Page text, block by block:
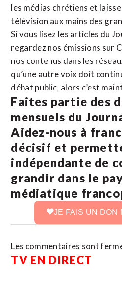
les médias chrétiens et
télévision aux mains des
Si vous lisez les articles du
regardez nos émissions sur
nos contenus dans les
qu’une autre voix doit
débat public, alors c’est
Faites partie des
mensuels du
Aidez-nous à
décisif et
indépendante de
grandir dans le
médiatique
JE FAIS UN DON
Les commentaires sont
TV EN DIRECT